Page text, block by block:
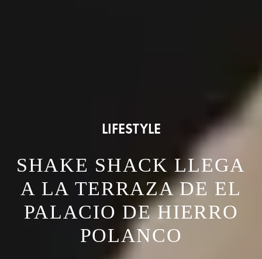
LIFESTYLE
SHAKE SHACK LLEGA
A LA TERRAZA DE EL
PALACIO DE HIERRO
POLANCO